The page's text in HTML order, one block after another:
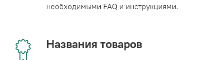
необходимыми FAQ и инструкциями.
Названия товаров